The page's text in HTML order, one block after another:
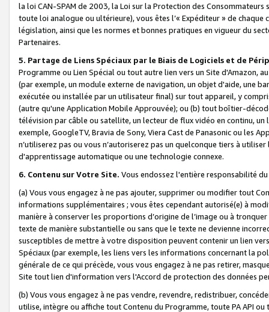
la loi CAN-SPAM de 2003, la Loi sur la Protection des
toute loi analogue ou ultérieure), vous êtes l’« Expéditeur » de
législation, ainsi que les normes et bonnes pratiques en vigueur du
Partenaires.
5. Partage de Liens Spéciaux par le Biais de Logiciels et de
Programme ou Lien Spécial ou tout autre lien vers un Site d'Amazon,
(par exemple, un module externe de navigation, un objet d'aide, une
exécutée ou installée par un utilisateur final) sur tout appareil, y
(autre qu'une Application Mobile Approuvée); ou (b) tout boîtier-
télévision par câble ou satellite, un lecteur de flux vidéo en continu,
exemple, GoogleTV, Bravia de Sony, Viera Cast de Panasonic ou les
n’utiliserez pas ou vous n’autoriserez pas un quelconque tiers à
d'apprentissage automatique ou une technologie connexe.
6. Contenu sur Votre Site. Vous endossez l'entière responsabilité
(a) Vous vous engagez à ne pas ajouter, supprimer ou modifier tout
informations supplémentaires ; vous êtes cependant autorisé(e) à
manière à conserver les proportions d’origine de l’image ou à
texte de manière substantielle ou sans que le texte ne devienne
susceptibles de mettre à votre disposition peuvent contenir un lien
Spéciaux (par exemple, les liens vers les informations concernant la
générale de ce qui précède, vous vous engagez à ne pas retirer,
Site tout lien d'information vers l'Accord de protection des données
(b) Vous vous engagez à ne pas vendre, revendre, redistribuer,
utilise, intègre ou affiche tout Contenu du Programme, toute PA API